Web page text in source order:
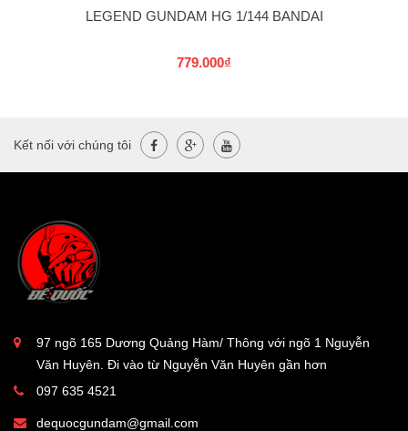
LEGEND GUNDAM HG 1/144 BANDAI
779.000₫
Kết nối với chúng tôi
97 ngõ 165 Dương Quảng Hàm/ Thông với ngõ 1 Nguyễn
Văn Huyên. Đi vào từ Nguyễn Văn Huyên gần hơn
097 635 4521
dequocgundam@gmail.com